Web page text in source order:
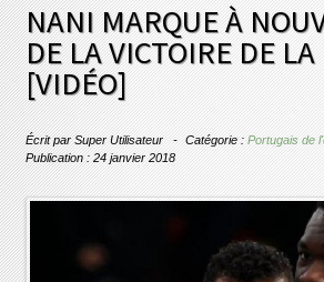
NANI MARQUE À
DE LA VICTOIRE DE
[VIDÉO]
Écrit parSuper Utilisateur Catégorie :Portugais de
Publication : 24 janvier 2018